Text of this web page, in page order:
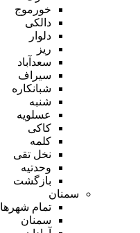
خورموج
دالکی
دلوار
ریز
سعدآباد
سیراف
شبانکاره
شنبه
عسلویه
کاکی
کلمه
نخل تقی
وحدتیه
بازگشت
سمنان
تمام شهر‌ها
سمنان